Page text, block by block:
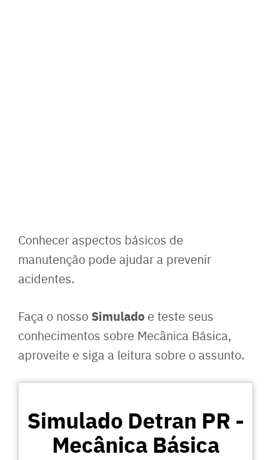
Conhecer aspectos básicos de
manutenção pode ajudar a prevenir
acidentes.
Faça o nosso Simulado e teste seus
conhecimentos sobre Mecânica Básica,
aproveite e siga a leitura sobre o assunto.
Simulado Detran PR -
Mecânica Básica